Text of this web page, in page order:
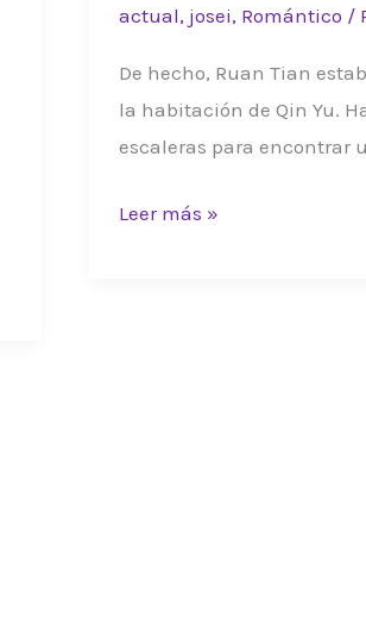
actual, josei, Romántico /
De hecho, Ruan Tian
la habitación de Qin Yu.
escaleras para encontrar
READEM
Leer más »